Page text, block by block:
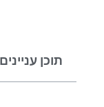
תוכן עניינים